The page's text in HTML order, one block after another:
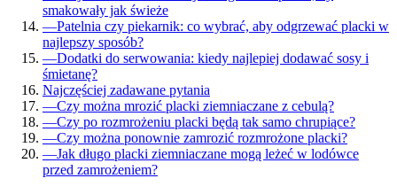
smakowały jak świeże
—Patelnia czy piekarnik: co wybrać, aby odgrzewać placki w
najlepszy sposób?
—Dodatki do serwowania: kiedy najlepiej dodawać sosy i
śmietanę?
Najczęściej zadawane pytania
—Czy można mrozić placki ziemniaczane z cebulą?
—Czy po rozmrożeniu placki będą tak samo chrupiące?
—Czy można ponownie zamrozić rozmrożone placki?
—Jak długo placki ziemniaczane mogą leżeć w lodówce
przed zamrożeniem?